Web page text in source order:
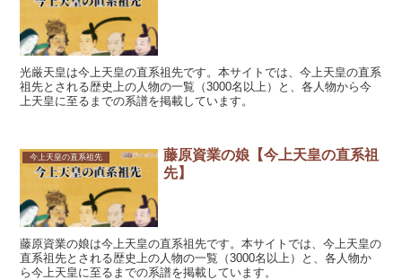
光厳天皇は今上天皇の直系祖先です。本サイトでは、今上天皇の直系
祖先とされる歴史上の人物の一覧（3000名以上）と、各人物から今
上天皇に至るまでの系譜を掲載しています。
今上天皇の直系祖先
藤原資業の娘【今上天皇の直系祖
先】
藤原資業の娘は今上天皇の直系祖先です。本サイトでは、今上天皇の
直系祖先とされる歴史上の人物の一覧（3000名以上）と、各人物か
ら今上天皇に至るまでの系譜を掲載しています。